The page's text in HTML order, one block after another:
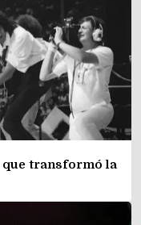
que transformó la